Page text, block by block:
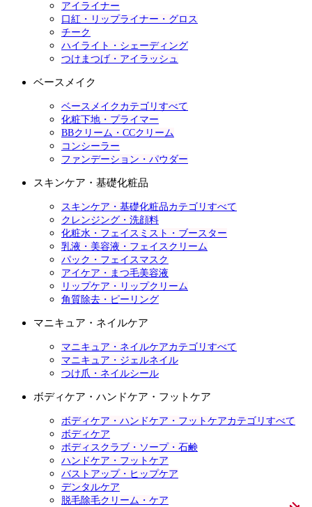
アイライナー
口紅・リップライナー・グロス
チーク
ハイライト・シェーディング
つけまつげ・アイラッシュ
ベースメイク
ベースメイクカテゴリすべて
化粧下地・プライマー
BBクリーム・CCクリーム
コンシーラー
ファンデーション・パウダー
スキンケア・基礎化粧品
スキンケア・基礎化粧品カテゴリすべて
クレンジング・洗顔料
化粧水・フェイスミスト・ブースター
乳液・美容液・フェイスクリーム
パック・フェイスマスク
アイケア・まつ毛美容液
リップケア・リップクリーム
角質除去・ピーリング
マニキュア・ネイルケア
マニキュア・ネイルケアカテゴリすべて
マニキュア・ジェルネイル
つけ爪・ネイルシール
ボディケア・ハンドケア・フットケア
ボディケア・ハンドケア・フットケアカテゴリすべて
ボディケア
ボディスクラブ・ソープ・石鹸
ハンドケア・フットケア
バストアップ・ヒップケア
デンタルケア
脱毛除毛クリーム・ケア